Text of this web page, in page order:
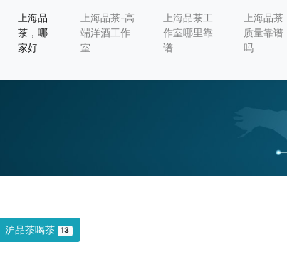
上海品
茶，哪
家好
上海品茶-高
端洋酒工作
室
上海品茶工
作室哪里靠
谱
上海品茶
质量靠谱
吗
沪品茶喝茶 13